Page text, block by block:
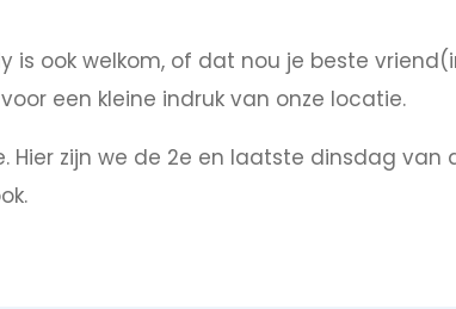
ook welkom, of dat nou je beste
een kleine indruk van onze locatie.
zijn we de 2e en laatste dinsdag van